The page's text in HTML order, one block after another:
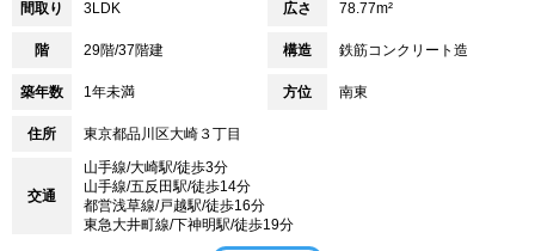
間取り 3LDK 広さ 78.77m²
階 29階/37階建 構造 鉄筋コンクリート造
築年数 1年未満 方位 南東
住所 東京都品川区大崎３丁目
交通
山手線/大崎駅/徒歩3分
山手線/五反田駅/徒歩14分
都営浅草線/戸越駅/徒歩16分
東急大井町線/下神明駅/徒歩19分